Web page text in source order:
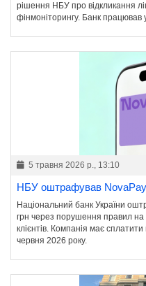
рішення НБУ про відкликання
фінмоніторингу. Банк працював
5 травня 2026 р., 13:10
НБУ оштрафував NovaPay
Національний банк України
грн через порушення правил на
клієнтів. Компанія має
червня 2026 року.